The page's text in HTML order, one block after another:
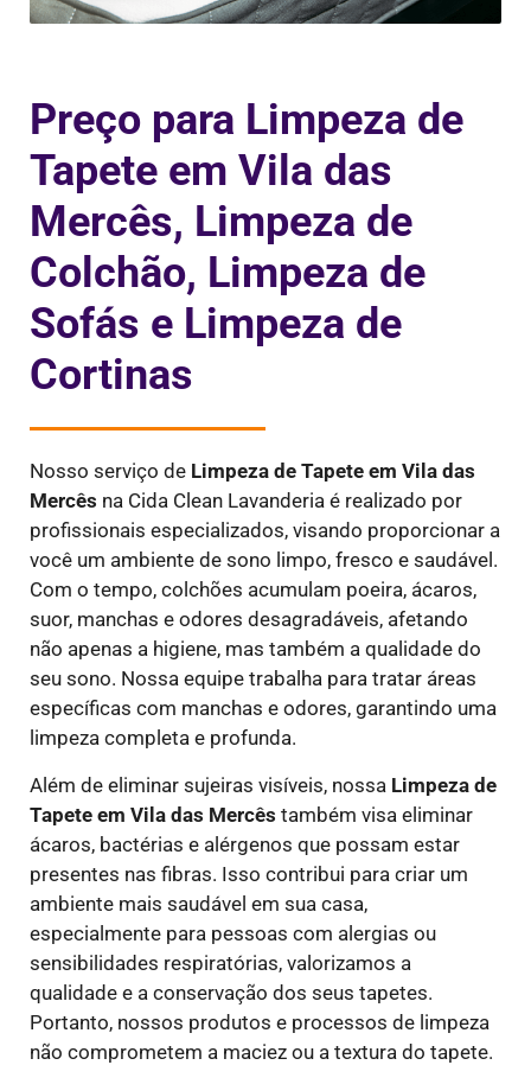
Preço para Limpeza de
Tapete em Vila das
Mercês, Limpeza de
Colchão, Limpeza de
Sofás e Limpeza de
Cortinas
Nosso serviço de Limpeza de Tapete em Vila das
Mercês na Cida Clean Lavanderia é realizado por
profissionais especializados, visando proporcionar a
você um ambiente de sono limpo, fresco e saudável.
Com o tempo, colchões acumulam poeira, ácaros,
suor, manchas e odores desagradáveis, afetando
não apenas a higiene, mas também a qualidade do
seu sono. Nossa equipe trabalha para tratar áreas
específicas com manchas e odores, garantindo uma
limpeza completa e profunda.
Além de eliminar sujeiras visíveis, nossa Limpeza de
Tapete em Vila das Mercês também visa eliminar
ácaros, bactérias e alérgenos que possam estar
presentes nas fibras. Isso contribui para criar um
ambiente mais saudável em sua casa,
especialmente para pessoas com alergias ou
sensibilidades respiratórias, valorizamos a
qualidade e a conservação dos seus tapetes.
Portanto, nossos produtos e processos de limpeza
não comprometem a maciez ou a textura do tapete.